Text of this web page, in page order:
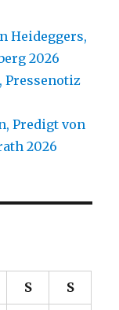
Heideggers,
2026
Pressenotiz
Predigt von
2026
S S